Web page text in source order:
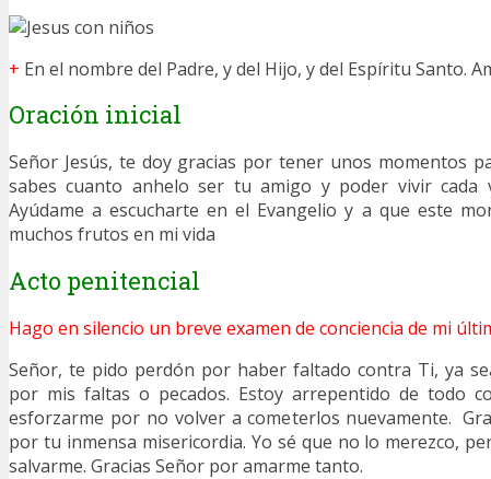
+ En el nombre del Padre, y del Hijo, y del Espíritu Santo.
Oración inicial
Señor Jesús, te doy gracias por tener unos momentos
sabes cuanto anhelo ser tu amigo y poder vivir cada
Ayúdame a escucharte en el Evangelio y a que este
muchos frutos en mi vida
Acto penitencial
Hago en silencio un breve examen de conciencia de mi
Señor, te pido perdón por haber faltado contra Ti, ya
por mis faltas o pecados. Estoy arrepentido de todo
esforzarme por no volver a cometerlos nuevamente.
por tu inmensa misericordia. Yo sé que no lo merezco,
salvarme. Gracias Señor por amarme tanto.